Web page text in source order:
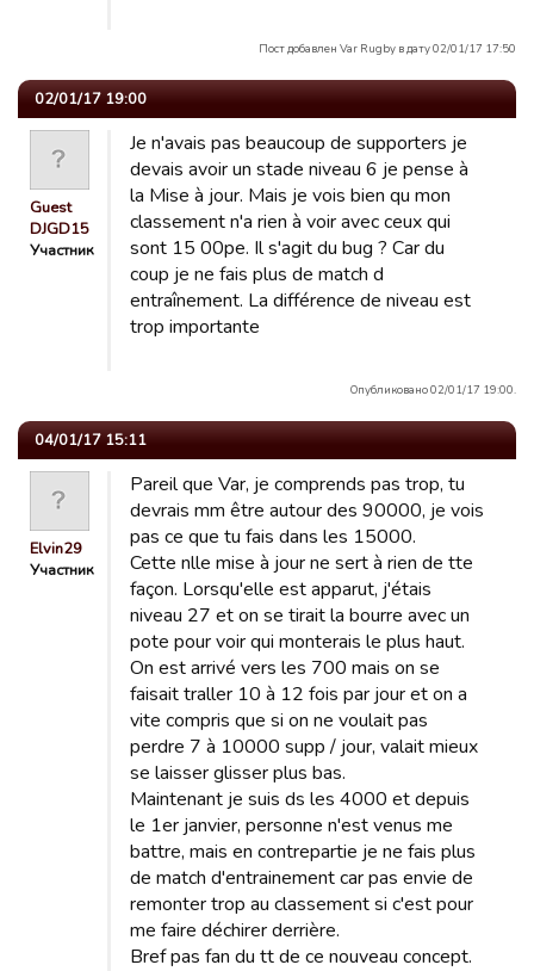
Пост добавлен Var Rugby в дату 02/01/17 17:50
02/01/17 19:00
Guest
DJGD15
Участник
Je n'avais pas beaucoup de supporters je
devais avoir un stade niveau 6 je pense à
la Mise à jour. Mais je vois bien qu mon
classement n'a rien à voir avec ceux qui
sont 15 00pe. Il s'agit du bug ? Car du
coup je ne fais plus de match d
entraînement. La différence de niveau est
trop importante
Опубликовано 02/01/17 19:00.
04/01/17 15:11
Elvin29
Участник
Pareil que Var, je comprends pas trop, tu
devrais mm être autour des 90000, je vois
pas ce que tu fais dans les 15000.
Cette nlle mise à jour ne sert à rien de tte
façon. Lorsqu'elle est apparut, j'étais
niveau 27 et on se tirait la bourre avec un
pote pour voir qui monterais le plus haut.
On est arrivé vers les 700 mais on se
faisait traller 10 à 12 fois par jour et on a
vite compris que si on ne voulait pas
perdre 7 à 10000 supp / jour, valait mieux
se laisser glisser plus bas.
Maintenant je suis ds les 4000 et depuis
le 1er janvier, personne n'est venus me
battre, mais en contrepartie je ne fais plus
de match d'entrainement car pas envie de
remonter trop au classement si c'est pour
me faire déchirer derrière.
Bref pas fan du tt de ce nouveau concept.